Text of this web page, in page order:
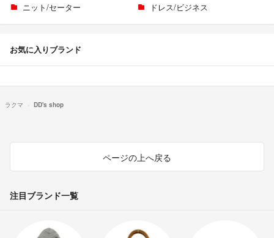
ニット/セーター
ドレス/ビジネス
お気に入りブランド
ラクマ DD's shop
ページの上へ戻る
注目ブランド一覧